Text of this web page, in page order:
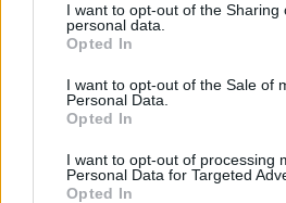
I want to opt-out of the Sharing
personal data.
Opted In
I want to opt-out of the Sale of
Personal Data.
Opted In
I want to opt-out of processing
Personal Data for Targeted
Opted In